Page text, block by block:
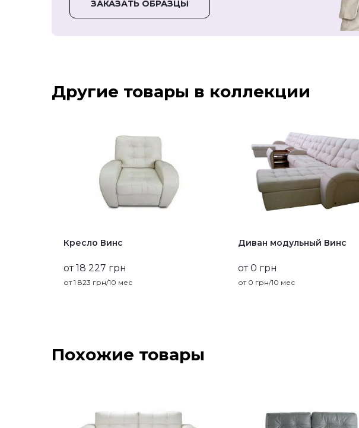
ЗАКАЗАТЬ ОБРАЗЦЫ
Другие товары в коллекции
Кресло Винс
от 18 227 грн
от1 823 грн/10 мес
Диван модульный Винс
от 0 грн
от 0 грн/10 мес
Похожие товары